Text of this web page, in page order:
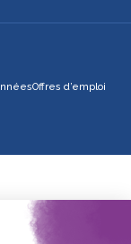
Offres d’emploi